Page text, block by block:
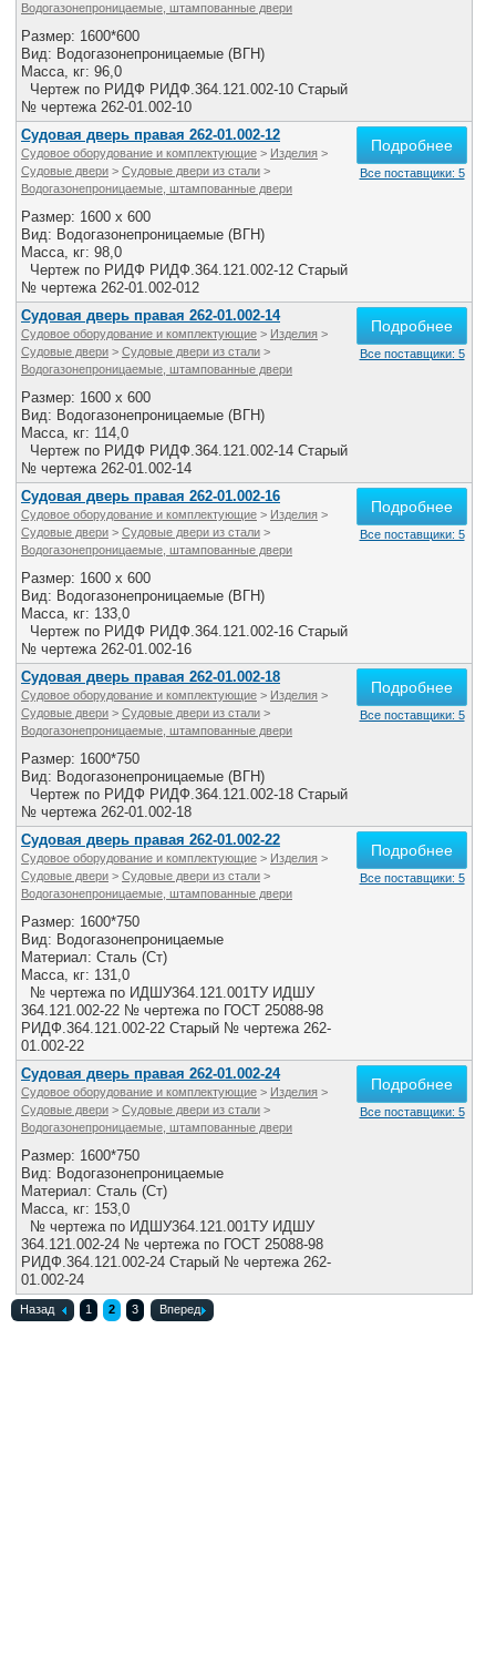
Водогазонепроницаемые, штампованные двери
Размер: 1600*600
Вид: Водогазонепроницаемые (ВГН)
Масса, кг: 96,0
Чертеж по РИДФ РИДФ.364.121.002-10 Старый
№ чертежа 262-01.002-10
Судовая дверь правая 262-01.002-12
Судовое оборудование и комплектующие > Изделия >
Судовые двери > Судовые двери из стали >
Водогазонепроницаемые, штампованные двери
Размер: 1600 x 600
Вид: Водогазонепроницаемые (ВГН)
Масса, кг: 98,0
Чертеж по РИДФ РИДФ.364.121.002-12 Старый
№ чертежа 262-01.002-012
Подробнее
Все поставщики: 5
Судовая дверь правая 262-01.002-14
Судовое оборудование и комплектующие > Изделия >
Судовые двери > Судовые двери из стали >
Водогазонепроницаемые, штампованные двери
Размер: 1600 x 600
Вид: Водогазонепроницаемые (ВГН)
Масса, кг: 114,0
Чертеж по РИДФ РИДФ.364.121.002-14 Старый
№ чертежа 262-01.002-14
Подробнее
Все поставщики: 5
Судовая дверь правая 262-01.002-16
Судовое оборудование и комплектующие > Изделия >
Судовые двери > Судовые двери из стали >
Водогазонепроницаемые, штампованные двери
Размер: 1600 x 600
Вид: Водогазонепроницаемые (ВГН)
Масса, кг: 133,0
Чертеж по РИДФ РИДФ.364.121.002-16 Старый
№ чертежа 262-01.002-16
Подробнее
Все поставщики: 5
Судовая дверь правая 262-01.002-18
Судовое оборудование и комплектующие > Изделия >
Судовые двери > Судовые двери из стали >
Водогазонепроницаемые, штампованные двери
Размер: 1600*750
Вид: Водогазонепроницаемые (ВГН)
Чертеж по РИДФ РИДФ.364.121.002-18 Старый
№ чертежа 262-01.002-18
Подробнее
Все поставщики: 5
Судовая дверь правая 262-01.002-22
Судовое оборудование и комплектующие > Изделия >
Судовые двери > Судовые двери из стали >
Водогазонепроницаемые, штампованные двери
Размер: 1600*750
Вид: Водогазонепроницаемые
Материал: Сталь (Ст)
Масса, кг: 131,0
№ чертежа по ИДШУ364.121.001ТУ ИДШУ
364.121.002-22 № чертежа по ГОСТ 25088-98
РИДФ.364.121.002-22 Старый № чертежа 262-
01.002-22
Подробнее
Все поставщики: 5
Судовая дверь правая 262-01.002-24
Судовое оборудование и комплектующие > Изделия >
Судовые двери > Судовые двери из стали >
Водогазонепроницаемые, штампованные двери
Размер: 1600*750
Вид: Водогазонепроницаемые
Материал: Сталь (Ст)
Масса, кг: 153,0
№ чертежа по ИДШУ364.121.001ТУ ИДШУ
364.121.002-24 № чертежа по ГОСТ 25088-98
РИДФ.364.121.002-24 Старый № чертежа 262-
01.002-24
Подробнее
Все поставщики: 5
Назад 1 2 3 Вперед